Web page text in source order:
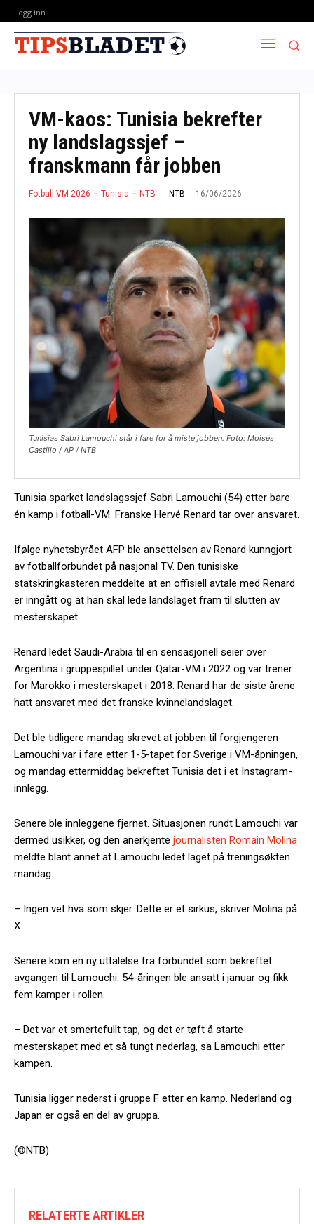
Logg inn
VM-kaos: Tunisia bekrefter
ny landslagssjef –
franskmann får jobben
Fotball-VM 2026 Tunisia NTB NTB 16/06/2026
Tunisias Sabri Lamouchi står i fare for å miste jobben. Foto: Moises
Castillo / AP / NTB
Tunisia sparket landslagssjef Sabri Lamouchi (54) etter bare
én kamp i fotball-VM. Franske Hervé Renard tar over ansvaret.
Ifølge nyhetsbyrået AFP ble ansettelsen av Renard kunngjort
av fotballforbundet på nasjonal TV. Den tunisiske
statskringkasteren meddelte at en offisiell avtale med Renard
er inngått og at han skal lede landslaget fram til slutten av
mesterskapet.
Renard ledet Saudi-Arabia til en sensasjonell seier over
Argentina i gruppespillet under Qatar-VM i 2022 og var trener
for Marokko i mesterskapet i 2018. Renard har de siste årene
hatt ansvaret med det franske kvinnelandslaget.
Det ble tidligere mandag skrevet at jobben til forgjengeren
Lamouchi var i fare etter 1-5-tapet for Sverige i VM-åpningen,
og mandag ettermiddag bekreftet Tunisia det i et Instagram-
innlegg.
Senere ble innleggene fjernet. Situasjonen rundt Lamouchi var
dermed usikker, og den anerkjente journalisten Romain Molina
meldte blant annet at Lamouchi ledet laget på treningsøkten
mandag.
– Ingen vet hva som skjer. Dette er et sirkus, skriver Molina på
X.
Senere kom en ny uttalelse fra forbundet som bekreftet
avgangen til Lamouchi. 54-åringen ble ansatt i januar og fikk
fem kamper i rollen.
– Det var et smertefullt tap, og det er tøft å starte
mesterskapet med et så tungt nederlag, sa Lamouchi etter
kampen.
Tunisia ligger nederst i gruppe F etter en kamp. Nederland og
Japan er også en del av gruppa.
(©NTB)
RELATERTE ARTIKLER